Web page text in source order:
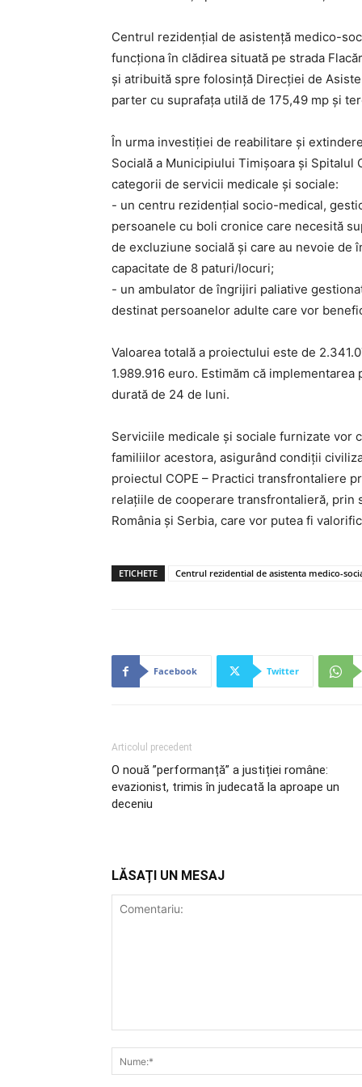
Centrul rezidențial de asistență medico-
funcționa în clădirea situată pe strada
și atribuită spre folosință Direcției de
parter cu suprafața utilă de 175,49 mp și
În urma investiției de reabilitare și
Socială a Municipiului Timișoara și Spitalul
categorii de servicii medicale și sociale:
​- un centru rezidențial socio-medical,
persoanele cu boli cronice care necesită
de excluziune socială și care au nevoie
capacitate de 8 paturi/locuri;
​- un ambulator de îngrijiri paliative
destinat persoanelor adulte care vor
Valoarea totală a proiectului este de
1.989.916 euro. Estimăm că
durată de 24 de luni.
Serviciile medicale și sociale furnizate vor
familiilor acestora, asigurând condiții
proiectul COPE – Practici transfrontaliere
relațiile de cooperare transfrontalieră,
România și Serbia, care vor putea fi
ETICHETE Centrul rezidential de asistenta medico-
Facebook Twitter
Articolul precedent
O nouă ”performanță” a justiției române:
evazionist, trimis în judecată la aproape un
deceniu
LĂSAȚI UN MESAJ